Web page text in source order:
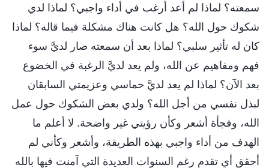
سمعته؟ لماذا لم أعد أرغب في أداء واجبي؟ لماذا لدي
شكوك حول الله؟ هل كانت هناك مشكلة فيما قاله؟ لماذا
كان له تأثير سلبي؟ لماذا بعد أن سمعته صار لديَّ سوء
فهم ومفاهيم عن الله، ولم يعد لديَّ الرغبة في الخضوع
بعد الآن؟ لماذا لم يعد لديَّ حماسي وعزيمتي السابقان
لبذل نفسي من أجل الله؟ ولدي بعض الشكوك حول عمل
الله، وفجأة أشعر وكأن رؤيتي غير واضحة. لا أعلم ما
الهدف من أداء واجبي بهذه الطريقة، وأشعر وكأني لم
أحقق أي تقدم رغم السنوات العديدة التي آمنت فيها بالله